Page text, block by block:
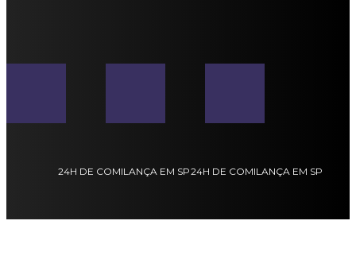
24H DE COMILANÇA EM SP24H DE COMILANÇA EM SP